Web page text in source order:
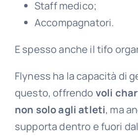
Staff medico;
Accompagnatori.
E spesso anche il tifo
Flyness ha la capacità di
questo, offrendo voli
non solo agli atleti, ma
supporta dentro e fuori